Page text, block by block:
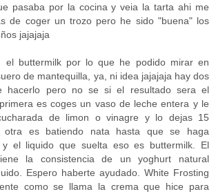
pasaba por la cocina y veia la tarta ahi me
de coger un trozo pero he sido "buena" los
jajajaja
el buttermilk por lo que he podido mirar en
de mantequilla, ya, ni idea jajajaja hay dos
hacerlo pero no se si el resultado sera el
es coges un vaso de leche entera y le
de limon o vinagre y lo dejas 15
otra es batiendo nata hasta que se haga
y el liquido que suelta eso es buttermilk. El
la consistencia de un yoghurt natural
Espero haberte ayudado. White Frosting
como se llama la crema que hice para